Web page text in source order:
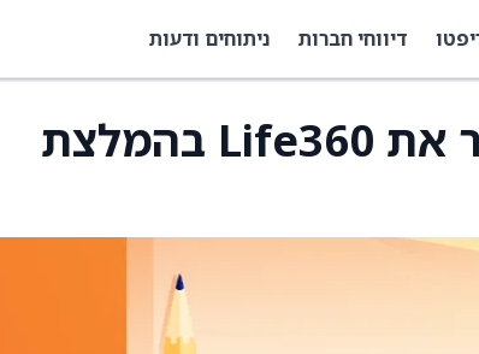
דיווחי חברות ניתוחים ודעות
DA Davidson החל לסקר את Life360 בהמלצת